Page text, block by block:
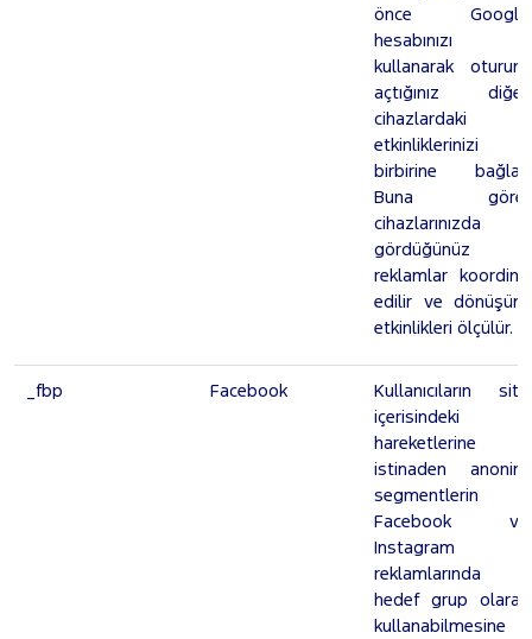
önce Google
hesabınızı
kullanarak oturum
açtığınız diğer
cihazlardaki
etkinliklerinizi
birbirine bağlar.
Buna göre,
cihazlarınızda
gördüğünüz
reklamlar koordine
edilir ve dönüşüm
etkinlikleri ölçülür.
_fbp Facebook
Kullanıcıların site
içerisindeki
hareketlerine
istinaden anonim
segmentlerin
Facebook ve
Instagram
reklamlarında
hedef grup olarak
kullanabilmesine